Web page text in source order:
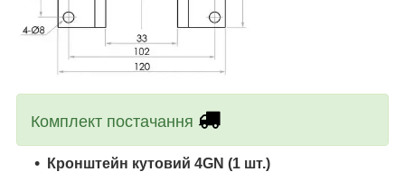
Комплект постачання
Кронштейн кутовий 4GN (1 шт.)